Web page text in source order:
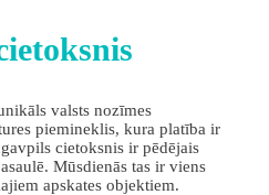
valsts nozīmes
piemineklis, kura platība ir
cietoksnis ir pēdējais
Mūsdienās tas ir viens
apskates objektiem.